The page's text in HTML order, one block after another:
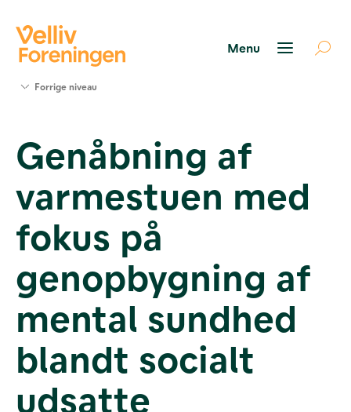
Værktøjer
og viden
Foreningen
os
Forrige niveau
Genåbning af
varmestuen med
fokus på
genopbygning af
mental sundhed
blandt socialt
udsatte